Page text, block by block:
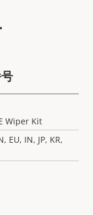
Wiper Kit
EU, IN, JP, KR,